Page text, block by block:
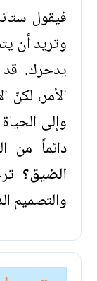
فيقول
وتريد أن
يدحرك. قد
الأمر، لكنّ
وإلى
دائماً من
الضيق؟
والتصميم